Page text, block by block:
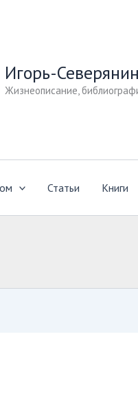
Игорь-Северянин
Жизнеописание,
Статьи Книги